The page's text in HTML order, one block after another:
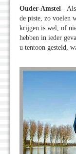
Ouder-Amstel -
de piste, zo voelen
krijgen is wel, of
hebben in ieder
u tentoon gesteld,